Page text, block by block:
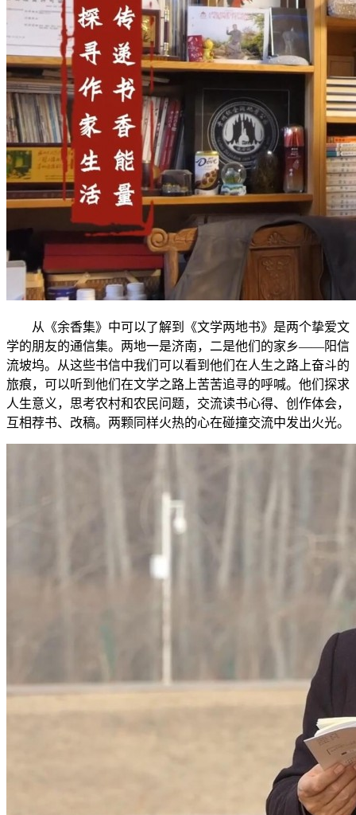
从《余香集》中可以了解到《文学两地书》是两个挚爱文
学的朋友的通信集。两地一是济南，二是他们的家乡——阳信
流坡坞。从这些书信中我们可以看到他们在人生之路上奋斗的
旅痕，可以听到他们在文学之路上苦苦追寻的呼喊。他们探求
人生意义，思考农村和农民问题，交流读书心得、创作体会，
互相荐书、改稿。两颗同样火热的心在碰撞交流中发出火光。